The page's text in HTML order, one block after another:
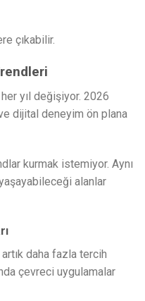
çıkabilir.
yıl değişiyor. 2026
dijital deneyim ön plana
kurmak istemiyor. Aynı
alanlar
daha fazla tercih
çevreci uygulamalar